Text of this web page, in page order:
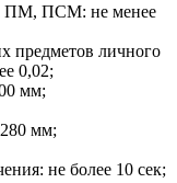
ПМ, ПСМ: не менее
предметов личного
0,02;
мм;
мм;
не более 10 сек;